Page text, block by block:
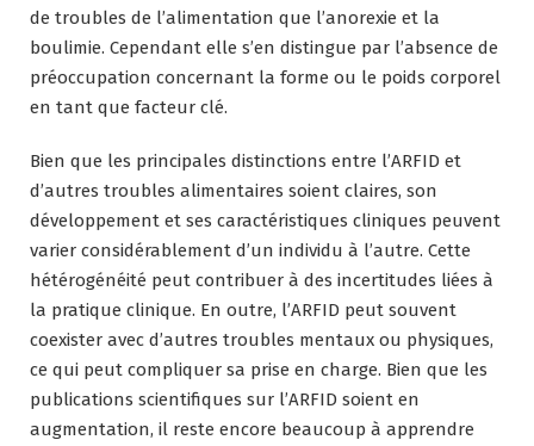
de troubles de l’alimentation que l’anorexie et la
boulimie. Cependant elle s’en distingue par l’absence de
préoccupation concernant la forme ou le poids corporel
en tant que facteur clé.
Bien que les principales distinctions entre l’ARFID et
d’autres troubles alimentaires soient claires, son
développement et ses caractéristiques cliniques peuvent
varier considérablement d’un individu à l’autre. Cette
hétérogénéité peut contribuer à des incertitudes liées à
la pratique clinique. En outre, l’ARFID peut souvent
coexister avec d’autres troubles mentaux ou physiques,
ce qui peut compliquer sa prise en charge. Bien que les
publications scientifiques sur l’ARFID soient en
augmentation, il reste encore beaucoup à apprendre